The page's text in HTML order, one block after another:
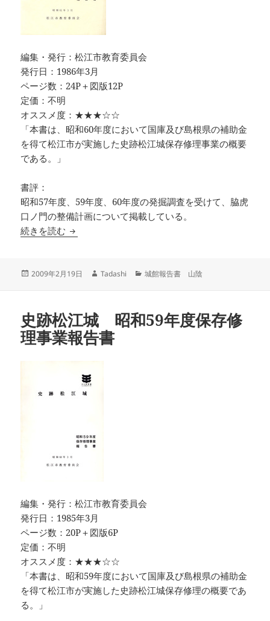
編集・発行：松江市教育委員会
発行日：1986年3月
ページ数：24P＋図版12P
定価：不明
オススメ度：★★★☆☆
「本書は、昭和60年度において国庫及び島根県の補助金
を得て松江市が実施した史跡松江城保存修理事業の概要
である。」
書評：
昭和57年度、59年度、60年度の発掘調査を受けて、脇虎
口ノ門の整備計画について掲載している。
続きを読む 史跡松江城 昭和60年度保存修理事業報告書
投
2009年2月19日
作
Tadashi
カ
ー
城館報告書 山陰
史跡松江城 昭和59年度保存修
理事業報告書
編集・発行：松江市教育委員会
発行日：1985年3月
ページ数：20P＋図版6P
定価：不明
オススメ度：★★★☆☆
「本書は、昭和59年度において国庫及び島根県の補助金
を得て松江市が実施した史跡松江城保存修理の概要であ
る。」